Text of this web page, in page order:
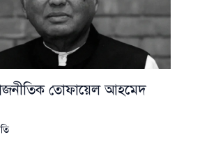
তোফায়েল আহমেদ